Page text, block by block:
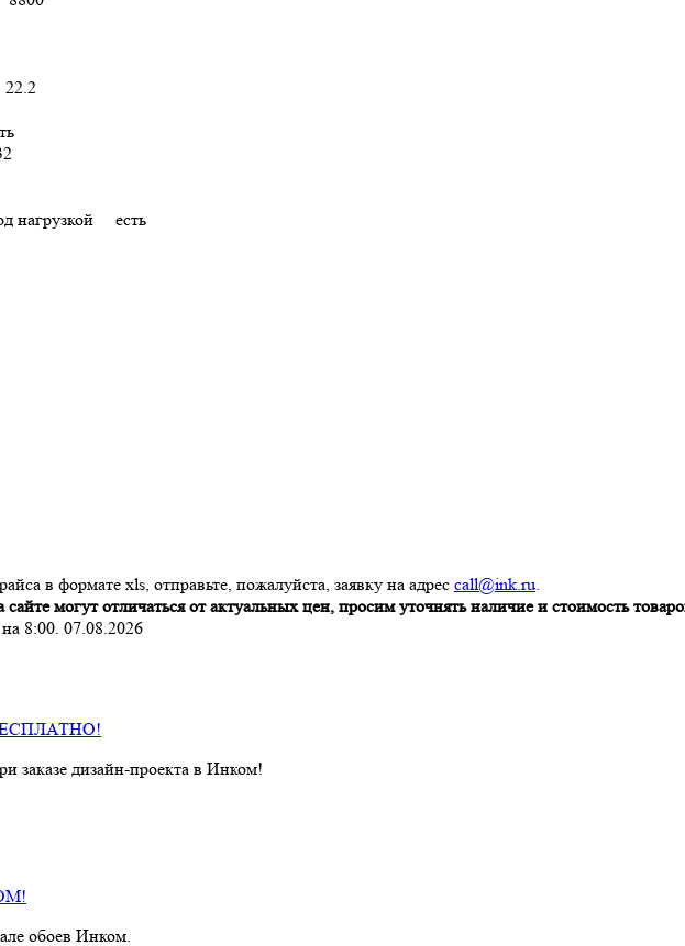
нагрузкой есть
в формате xls, отправьте, пожалуйста, заявку на адрес call@ink.ru.
могут отличаться от актуальных цен, просим уточнять наличие и стоимость
8:00. 07.08.2026
заказе дизайн‑проекта в Инком!
обоев Инком.